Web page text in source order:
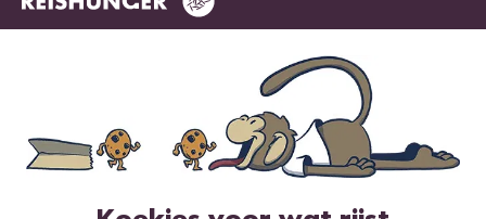
Hoogste ratingLaagste rating
17.03.2026